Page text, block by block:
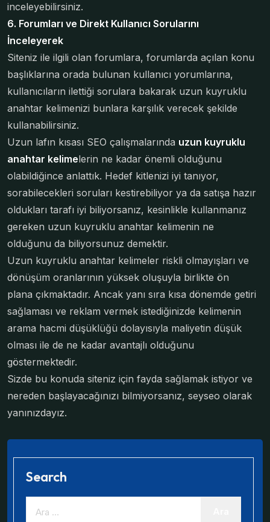
inceleyebilirsiniz.
6. Forumları ve Direkt Kullanıcı Sorularını
İnceleyerek
Siteniz ile ilgili olan forumlara, forumlarda açılan konu
başlıklarına orada bulunan kullanıcı yorumlarına,
kullanıcıların ilettiği sorulara bakarak uzun kuyruklu
anahtar kelimenizi bunlara karşılık verecek şekilde
kullanabilirsiniz.
Uzun lafın kısası SEO çalışmalarında uzun kuyruklu
anahtar kelimelerin ne kadar önemli olduğunu
olabildiğince anlattık. Hedef kitlenizi iyi tanıyor,
sorabilecekleri soruları kestirebiliyor ya da satışa hazır
oldukları tarafı iyi biliyorsanız, kesinlikle kullanmanız
gereken uzun kuyruklu anahtar kelimenin ne
olduğunu da biliyorsunuz demektir.
Uzun kuyruklu anahtar kelimeler riskli olmayışları ve
dönüşüm oranlarının yüksek oluşuyla birlikte ön
plana çıkmaktadır. Ancak yanı sıra kısa dönemde getiri
sağlaması ve reklam vermek istediğinizde kelimenin
arama hacmi düşüklüğü dolayısıyla maliyetin düşük
olması ile de ne kadar avantajlı olduğunu
göstermektedir.
Sizde bu konuda siteniz için fayda sağlamak istiyor ve
nereden başlayacağınızı bilmiyorsanız, seyseo olarak
yanınızdayız.
Search